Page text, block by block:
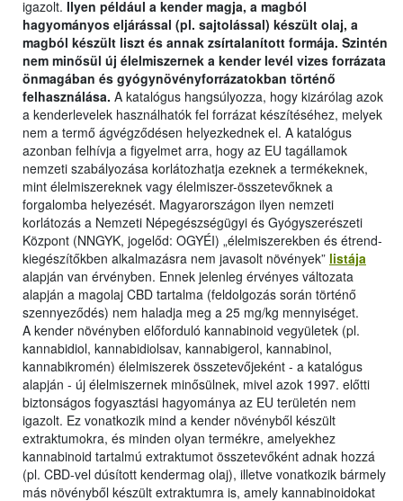
igazolt. Ilyen például a kender magja, a magból
hagyományos eljárással (pl. sajtolással) készült olaj, a
magból készült liszt és annak zsírtalanított formája. Szintén
nem minősül új élelmiszernek a kender levél vizes forrázata
önmagában és gyógynövényforrázatokban történő
felhasználása. A katalógus hangsúlyozza, hogy kizárólag azok
a kenderlevelek használhatók fel forrázat készítéséhez, melyek
nem a termő ágvégződésen helyezkednek el. A katalógus
azonban felhívja a figyelmet arra, hogy az EU tagállamok
nemzeti szabályozása korlátozhatja ezeknek a termékeknek,
mint élelmiszereknek vagy élelmiszer-összetevőknek a
forgalomba helyezését. Magyarországon ilyen nemzeti
korlátozás a Nemzeti Népegészségügyi és Gyógyszerészeti
Központ (NNGYK, jogelőd: OGYÉI) „élelmiszerekben és étrend-
kiegészítőkben alkalmazásra nem javasolt növények” listája
alapján van érvényben. Ennek jelenleg érvényes változata
alapján a magolaj CBD tartalma (feldolgozás során történő
szennyeződés) nem haladja meg a 25 mg/kg mennyiséget.
A kender növényben előforduló kannabinoid vegyületek (pl.
kannabidiol, kannabidiolsav, kannabigerol, kannabinol,
kannabikromén) élelmiszerek összetevőjeként - a katalógus
alapján - új élelmiszernek minősülnek, mivel azok 1997. előtti
biztonságos fogyasztási hagyománya az EU területén nem
igazolt. Ez vonatkozik mind a kender növényből készült
extraktumokra, és minden olyan termékre, amelyekhez
kannabinoid tartalmú extraktumot összetevőként adnak hozzá
(pl. CBD-vel dúsított kendermag olaj), illetve vonatkozik bármely
más növényből készült extraktumra is, amely kannabinoidokat